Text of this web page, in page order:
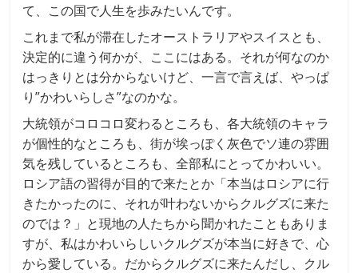
て、この国で人生を歩みたいんです。
これまで私が滞在したオーストラリアやスイスとも、
決定的に違う何かが、ここにはある。それが何なのか
はっきりとは分からないけど、一言で言えば、やっぱ
り”かわいらしさ”なのかな。
大統領がコロコロ変わるところも、各大統領のキャラ
が個性的なところも、街が埃っぽく灰色でソ連の雰囲
気を残しているところも、全部私にとってかわいい。
ロシア語の習得が目的で来たとか「本当はロシアに行
きたかったのに、それが叶わないからクルグズに来た
のでは？」と現地の人たちから聞かれたこともありま
すが、私はかわいらしいクルグズが本当に好きで、心
から愛している。だからクルグズに来たんだし、クル